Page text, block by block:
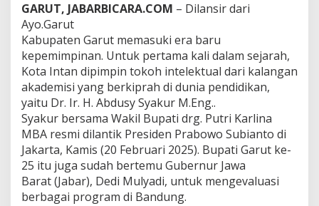
w
h
K
e
p
a
l
a
D
a
e
r
a
h
GARUT, JABARBICARA.COM – Dilansir dari
Ayo.Garut
Kabupaten Garut memasuki era baru
kepemimpinan. Untuk pertama kali dalam sejarah,
Kota Intan dipimpin tokoh intelektual dari kalangan
akademisi yang berkiprah di dunia pendidikan,
yaitu Dr. Ir. H. Abdusy Syakur M.Eng..
Syakur bersama Wakil Bupati drg. Putri Karlina
MBA resmi dilantik Presiden Prabowo Subianto di
Jakarta, Kamis (20 Februari 2025). Bupati Garut ke-
25 itu juga sudah bertemu Gubernur Jawa
Barat (Jabar), Dedi Mulyadi, untuk mengevaluasi
berbagai program di Bandung.